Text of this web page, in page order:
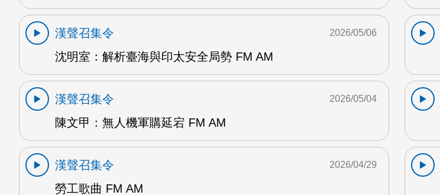
漢聲召集令
沈明室：解析臺海與印太安全局勢 FM AM
2026/05/06
漢聲召集令
陳文甲：無人機軍購延宕 FM AM
2026/05/04
漢聲召集令
勞工歌曲 FM AM
2026/04/29